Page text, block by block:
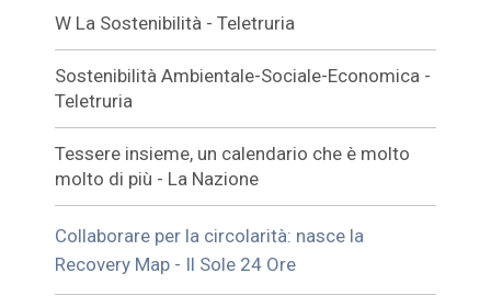
W La Sostenibilità - Teletruria
Sostenibilità Ambientale-Sociale-Economica -
Teletruria
Tessere insieme, un calendario che è molto
molto di più - La Nazione
Collaborare per la circolarità: nasce la
Recovery Map - Il Sole 24 Ore